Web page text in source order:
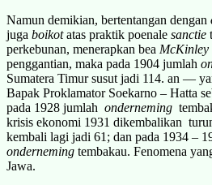
Namun demikian, bertentangan dengan
juga boikotatas praktik poenale sanctie
perkebunan, menerapkan bea McKinley
penggantian, maka pada 1904 jumlah
Sumatera Timur susut jadi 114. an —
Bapak Proklamator Soekarno – Hatta
pada 1928 jumlah onderneming
krisis ekonomi 1931 dikembalikan
kembali lagi jadi 61; dan pada 1934 –
onderneming tembakau. Fenomena
Jawa.